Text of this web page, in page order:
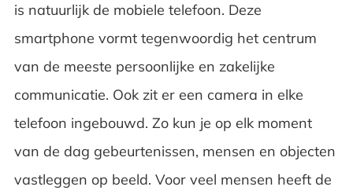
is natuurlijk de mobiele telefoon. Deze
smartphone vormt tegenwoordig het centrum
van de meeste persoonlijke en zakelijke
communicatie. Ook zit er een camera in elke
telefoon ingebouwd. Zo kun je op elk moment
van de dag gebeurtenissen, mensen en objecten
vastleggen op beeld. Voor veel mensen heeft de